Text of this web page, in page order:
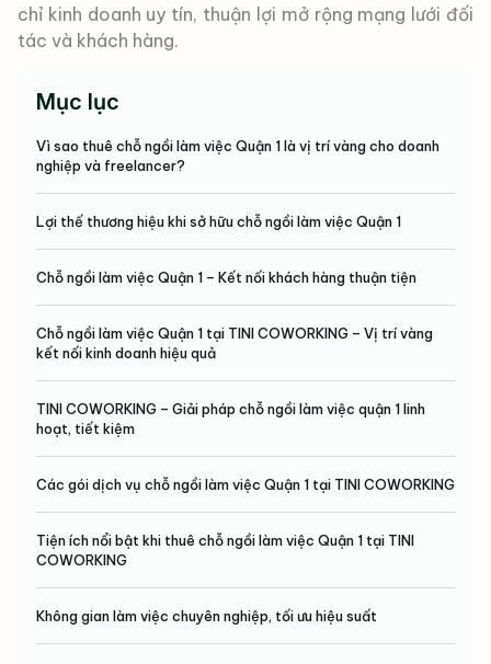
chỉ kinh doanh uy tín, thuận lợi mở rộng mạng lưới đối
tác và khách hàng.
Mục lục
Vì sao thuê chỗ ngồi làm việc Quận 1 là vị trí vàng cho doanh
nghiệp và freelancer?
Lợi thế thương hiệu khi sở hữu chỗ ngồi làm việc Quận 1
Chỗ ngồi làm việc Quận 1 – Kết nối khách hàng thuận tiện
Chỗ ngồi làm việc Quận 1 tại TINI COWORKING – Vị trí vàng
kết nối kinh doanh hiệu quả
TINI COWORKING – Giải pháp chỗ ngồi làm việc quận 1 linh
hoạt, tiết kiệm
Các gói dịch vụ chỗ ngồi làm việc Quận 1 tại TINI COWORKING
Tiện ích nổi bật khi thuê chỗ ngồi làm việc Quận 1 tại TINI
COWORKING
Không gian làm việc chuyên nghiệp, tối ưu hiệu suất